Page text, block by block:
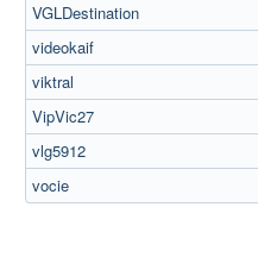
VGLDestination
videokaif
viktral
VipVic27
vlg5912
vocie